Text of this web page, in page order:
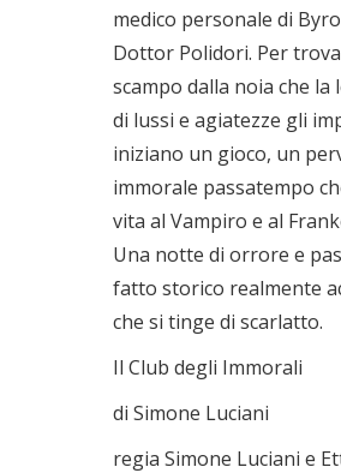
medico personale di
Dottor Polidori. Per
scampo dalla noia che la
di lussi e agiatezze gli
iniziano un gioco, un
immorale passatempo
vita al Vampiro e al
Una notte di orrore e
fatto storico realmente
che si tinge di scarlatto.
Il Club degli Immorali
di Simone Luciani
regia Simone Luciani e